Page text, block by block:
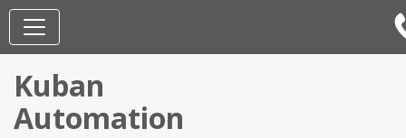
Kuban
Automation